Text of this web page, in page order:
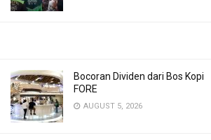
Bocoran Dividen dari Bos Kopi
FORE
AUGUST 5, 2026